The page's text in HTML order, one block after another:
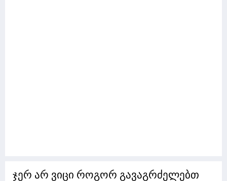
ჯერ არ ვიცი როგორ გავაგრძელებთ